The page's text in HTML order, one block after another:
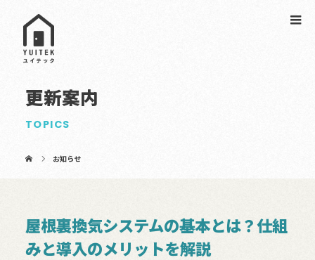
更新案内
TOPICS
お知らせ
屋根裏換気システムの基本とは？仕組
みと導入のメリットを解説